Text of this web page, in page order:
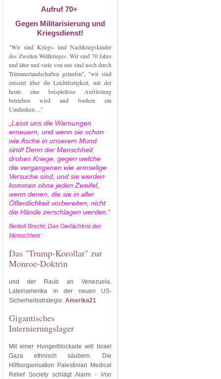
Aufruf 70+
Gegen Militarisierung und
Kriegsdienst!
"Wir sind Kriegs- und Nachkriegskinder
des Zweiten Weltkrieges. Wir sind 70 Jahre
und älter und viele von uns sind noch durch
Trümmerlandschaften gelaufen", "wir sind
entsetzt über die Leichtfertigkeit, mit der
heute eine beispiellose Aufrüstung
betrieben wird und fordern ein
Umdenken...."
„Lasst uns die Warnungen
erneuern, und wenn sie schon
wie Asche in unserem Mund
sind! Denn der Menschheit
drohen Kriege, gegen welche
die vergangenen wie armselige
Versuche sind, und sie werden
kommen ohne jeden Zweifel,
wenn denen, die sie in aller
Öffentlichkeit vorbereiten, nicht
die Hände zerschlagen werden.“
Bertolt Brecht, Das Gedächtnis der
Menschheit
Das "Trump-Korollar" zur
Monroe-Doktrin
und der Raub an Venezuela.
Lateinamerika in der neuen US-
Sicherheitsstrategie. Amerika21
Gigantisches
Internierungslager
Mit einer Hungerblockade will Israel
Gaza ethnisch säubern. Die
Hilfsorganisation Palestinian Medical
Relief Society schlägt Alarm - Von